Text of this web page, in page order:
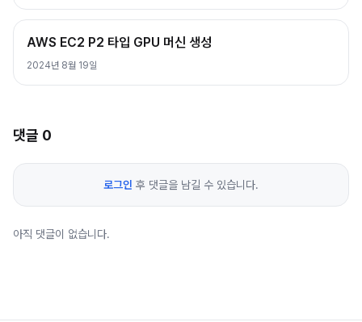
AWS EC2 P2 타입 GPU 머신 생성
2024년 8월 19일
댓글 0
로그인 후 댓글을 남길 수 있습니다.
아직 댓글이 없습니다.